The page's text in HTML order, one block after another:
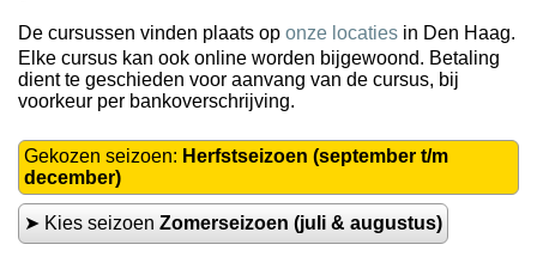
De cursussen vinden plaats op onze locaties in Den Haag.
Elke cursus kan ook online worden bijgewoond. Betaling
dient te geschieden voor aanvang van de cursus, bij
voorkeur per bankoverschrijving.
Gekozen seizoen: Herfstseizoen (september t/m
december)
➤ Kies seizoen Zomerseizoen (juli & augustus)